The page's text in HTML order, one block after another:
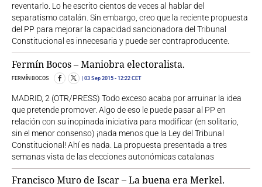
reventarlo. Lo he escrito cientos de veces al hablar del
separatismo catalán. Sin embargo, creo que la reciente propuesta
del PP para mejorar la capacidad sancionadora del Tribunal
Constitucional es innecesaria y puede ser contraproducente.
Fermín Bocos – Maniobra electoralista.
FERMÍN BOCOS 03 Sep 2015 - 12:22 CET
MADRID, 2 (OTR/PRESS) Todo exceso acaba por arruinar la idea
que pretende promover. Algo de eso le puede pasar al PP en
relación con su inopinada iniciativa para modificar (en solitario,
sin el menor consenso) ¡nada menos que la Ley del Tribunal
Constitucional! Ahí es nada. La propuesta presentada a tres
semanas vista de las elecciones autonómicas catalanas
Francisco Muro de Iscar – La buena era Merkel.